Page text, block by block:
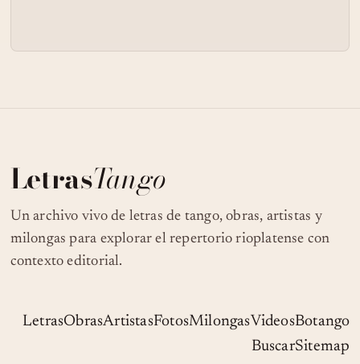
LetrasTango
Un archivo vivo de letras de tango, obras, artistas y
milongas para explorar el repertorio rioplatense con
contexto editorial.
LetrasObrasArtistasFotosMilongasVideosBotango
BuscarSitemap